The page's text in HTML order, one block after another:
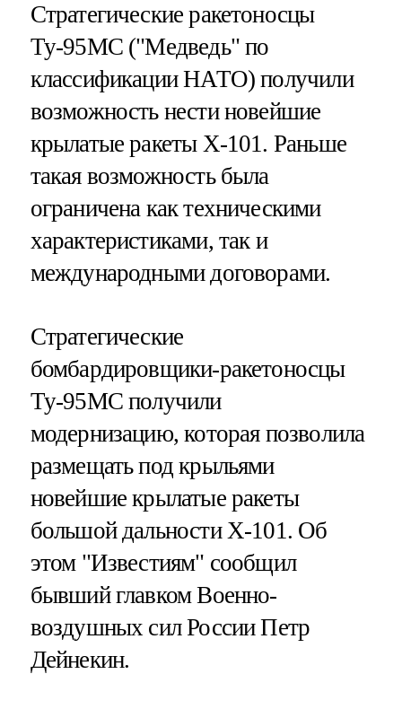
Стратегические ракетоносцы
Ту-95МС ("Медведь" по
классификации НАТО) получили
возможность нести новейшие
крылатые ракеты Х-101. Раньше
такая возможность была
ограничена как техническими
характеристиками, так и
международными договорами.
Стратегические
бомбардировщики-ракетоносцы
Ту-95МС получили
модернизацию, которая позволила
размещать под крыльями
новейшие крылатые ракеты
большой дальности Х-101. Об
этом "Известиям" сообщил
бывший главком Военно-
воздушных сил России Петр
Дейнекин.